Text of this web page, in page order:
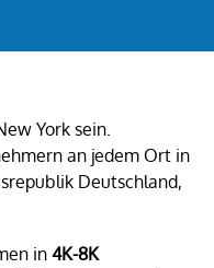
York sein.
an jedem Ort in
Deutschland,
in 4K-8K